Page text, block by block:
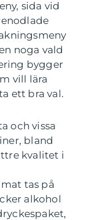
sida vid
noga vald
bygger
vill lära
ett bra val.
och vissa
bland
kvalitet i
tas på
alkohol